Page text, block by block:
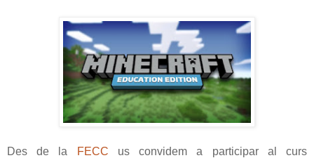
Des de la FECC us convidem a participar al curs